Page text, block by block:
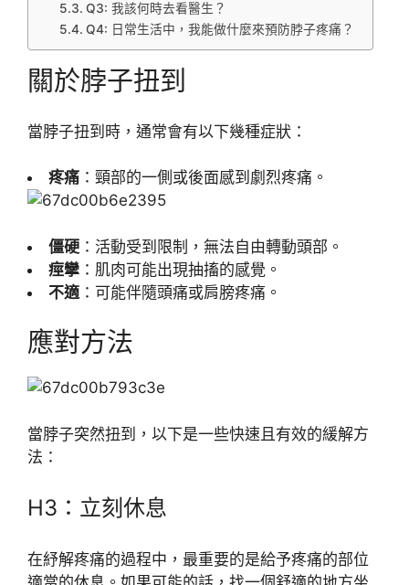
Q3: 我該何時去看醫生？
Q4: 日常生活中，我能做什麼來預防脖子疼痛？
關於脖子扭到
當脖子扭到時，通常會有以下幾種症狀：
疼痛 ：頸部的一側或後面感到劇烈疼痛。
僵硬 ：活動受到限制，無法自由轉動頭部。
痙攣 ：肌肉可能出現抽搐的感覺。
不適 ：可能伴隨頭痛或肩膀疼痛。
應對方法
當脖子突然扭到，以下是一些快速且有效的緩解方
法：
H3：立刻休息
在紓解疼痛的過程中，最重要的是給予疼痛的部位